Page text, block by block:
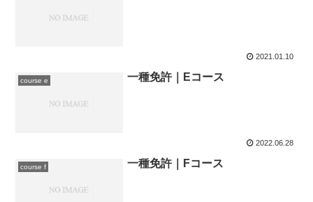
2021.01.10
course e 一種免許｜Eコース
2022.06.28
course f 一種免許｜Fコース